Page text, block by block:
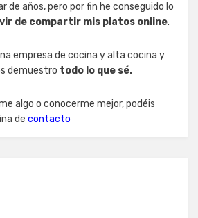
de años, pero por fin he conseguido lo
de compartir mis platos online.
empresa de cocina y alta cocina y
demuestro todo lo que sé.
algo o conocerme mejor, podéis
de contacto